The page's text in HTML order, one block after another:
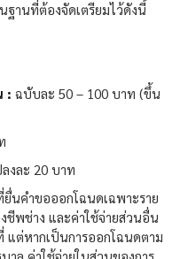
านที่ต้องจัดเตรียมไว้ดังนี้
: ฉบับละ 50 – 100 บาท (ขึ้น
งละ 20 บาท
นคำขอออกโฉนดเฉพาะราย
ชีพช่าง และค่าใช้จ่ายส่วนอื่น
แต่หากเป็นการออกโฉนดตาม